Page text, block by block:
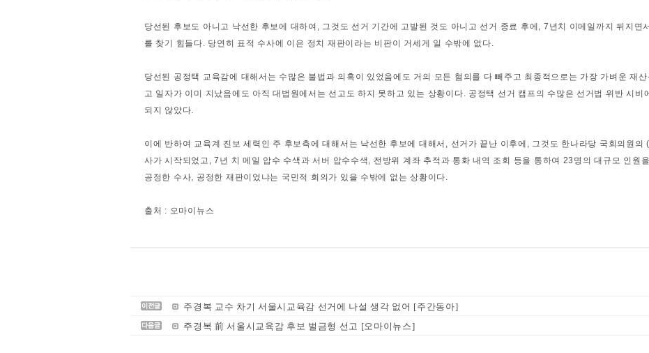
당선된 후보도 아니고 낙선한 후보에 대하여, 그것도 선거 기간에 고발된 것도 아니고 선거 종료 후에, 7년치 이메일까지 뒤지면
를 찾기 힘들다. 당연히 표적 수사에 이은 정치 재판이라는 비판이 거세게 일 수밖에 없다.
당선된 공정택 교육감에 대해서는 수많은 불법과 의혹이 있었음에도 거의 모든 혐의를 다 빼주고 최종적으로는 가장 가벼운 재
고 일자가 이미 지났음에도 아직 대법원에서는 선고도 하지 못하고 있는 상황이다. 공정택 선거 캠프의 수많은 선거법 위반 시
되지 않았다.
이에 반하여 교육계 진보 세력인 주 후보측에 대해서는 낙선한 후보에 대해서, 선거가 끝난 이후에, 그것도 한나라당 국회의원
사가 시작되었고, 7년 치 메일 압수 수색과 서버 압수수색, 전방위 계좌 추적과 통화 내역 조회 등을 통하여 23명의 대규모 인원
공정한 수사, 공정한 재판이었냐는 국민적 회의가 있을 수밖에 없는 상황이다.
출처 : 오마이뉴스
주경복 교수 차기 서울시교육감 선거에 나설 생각 없어 [주간동아]
주경복 前 서울시교육감 후보 벌금형 선고 [오마이뉴스]